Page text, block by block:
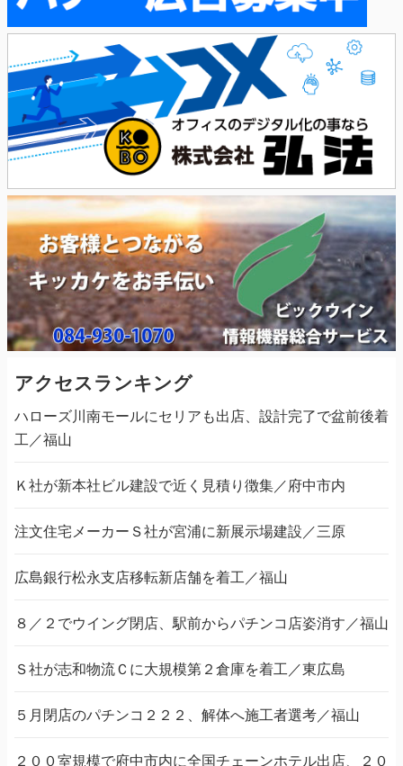
アクセスランキング
ハローズ川南モールにセリアも出店、設計完了で盆前後着
工／福山
Ｋ社が新本社ビル建設で近く見積り徴集／府中市内
注文住宅メーカーＳ社が宮浦に新展示場建設／三原
広島銀行松永支店移転新店舗を着工／福山
８／２でウイング閉店、駅前からパチンコ店姿消す／福山
Ｓ社が志和物流Ｃに大規模第２倉庫を着工／東広島
５月閉店のパチンコ２２２、解体へ施工者選考／福山
２００室規模で府中市内に全国チェーンホテル出店、２０